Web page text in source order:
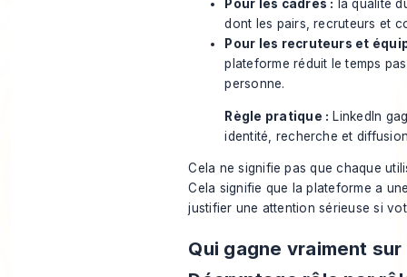
Pour les cadres : la qualité
dont les pairs, recruteurs et
Pour les recruteurs et
plateforme réduit le temps
personne.
Règle pratique : LinkedIn
identité, recherche et
Cela ne signifie pas que chaque
Cela signifie que la plateforme a
justifier une attention sérieuse si
Qui gagne vraiment sur